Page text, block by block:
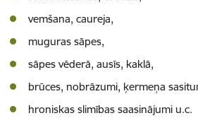
vemšana, caureja,
muguras sāpes,
sāpes vēderā, ausīs, kaklā,
brūces, nobrāzumi, ķermeņa
hroniskas slimības saasinājumi u.c.